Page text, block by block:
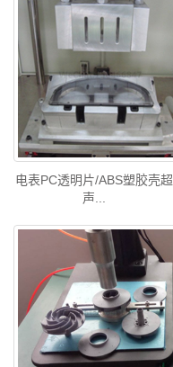
电表PC透明片/ABS塑胶壳超
声...